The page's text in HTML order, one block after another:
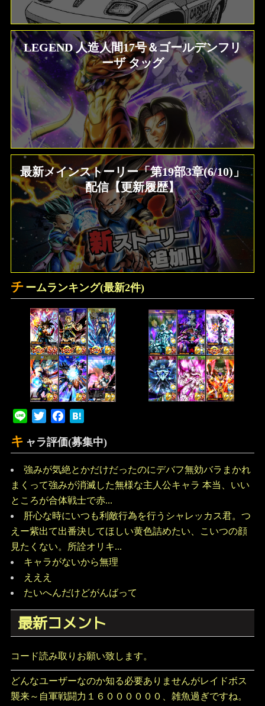
LEGEND 人造人間17号＆ゴールデンフリ
ーザ タッグ
最新メインストーリー「第19部3章(6/10)」
配信【更新履歴】
チ ームランキング(最新2件)
Line Twitter Facebook
キ ャラ評価(募集中)
強みが気絶とかだけだったのにデバフ無効バラまかれ
まくって強みが消滅した無様な主人公キャラ 本当、いい
ところが合体戦士で赤...
肝心な時にいつも利敵行為を行うシャレッカス君。つ
えー紫出て出番決してほしい黄色詰めたい、こいつの顔
見たくない。所詮オリキ...
キャラがないから無理
えええ
たいへんだけどがんばって
最新コメント
コード読み取りお願い致します。
どんなユーザーなのか知る必要ありませんがレイドボス
襲来～自軍戦闘力１６００００００、雑魚過ぎですね。